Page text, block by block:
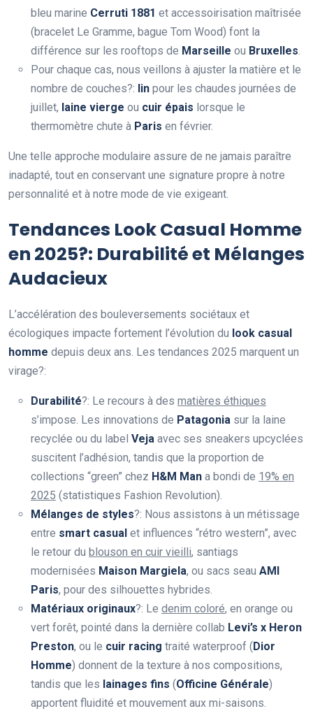
bleu marine Cerruti 1881 et accessoirisation maîtrisée
(bracelet Le Gramme, bague Tom Wood) font la
différence sur les rooftops de Marseille ou Bruxelles.
Pour chaque cas, nous veillons à ajuster la matière et le
nombre de couches?: lin pour les chaudes journées de
juillet, laine vierge ou cuir épais lorsque le
thermomètre chute à Paris en février.
Une telle approche modulaire assure de ne jamais paraître
inadapté, tout en conservant une signature propre à notre
personnalité et à notre mode de vie exigeant.
Tendances Look Casual Homme
en 2025?: Durabilité et Mélanges
Audacieux
L’accélération des bouleversements sociétaux et
écologiques impacte fortement l’évolution du look casual
homme depuis deux ans. Les tendances 2025 marquent un
virage?:
Durabilité?: Le recours à des matières éthiques
s’impose. Les innovations de Patagonia sur la laine
recyclée ou du label Veja avec ses sneakers upcyclées
suscitent l’adhésion, tandis que la proportion de
collections “green” chez H&M Man a bondi de 19% en
2025 (statistiques Fashion Revolution).
Mélanges de styles?: Nous assistons à un métissage
entre smart casual et influences “rétro western”, avec
le retour du blouson en cuir vieilli, santiags
modernisées Maison Margiela, ou sacs seau AMI
Paris, pour des silhouettes hybrides.
Matériaux originaux?: Le denim coloré, en orange ou
vert forêt, pointé dans la dernière collab Levi’s x Heron
Preston, ou le cuir racing traité waterproof ( Dior
Homme) donnent de la texture à nos compositions,
tandis que les lainages fins (Officine Générale)
apportent fluidité et mouvement aux mi-saisons.